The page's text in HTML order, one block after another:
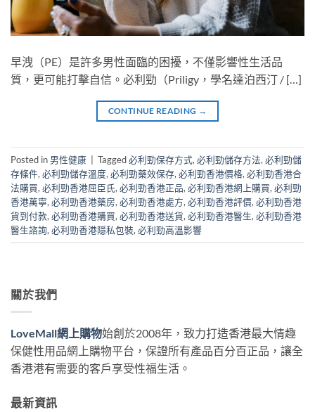
早洩（PE）是許多男性面臨的困擾，不僅影響性生活品
質，更可能打擊自信。必利勁（Priligy，學名達泊西汀 / […]
CONTINUE READING →
Posted in 男性健康 Tagged必利勁保存方式, 必利勁儲存方法, 必利勁儲
存條件, 必利勁儲存溫度, 必利勁藥效保存, 必利勁香港價格, 必利勁香港合
法購買, 必利勁香港屈臣氏, 必利勁香港正品, 必利勁香港網上購買, 必利勁
香港萬寧, 必利勁香港藥房, 必利勁香港處方, 必利勁香港評價, 必利勁香港
貨到付款, 必利勁香港購買, 必利勁香港送貨, 必利勁香港醫生, 必利勁香港
醫生諮詢, 必利勁香港隱私包裝, 必利勁高溫影響
關於我們
LoveMall網上購物始創於2008年，致力打造香港最大情趣
保健性用品網上購物平台，保證所有產品百分百正品，讓全
香港港有需要的客戶享受性福生活。
最新資訊